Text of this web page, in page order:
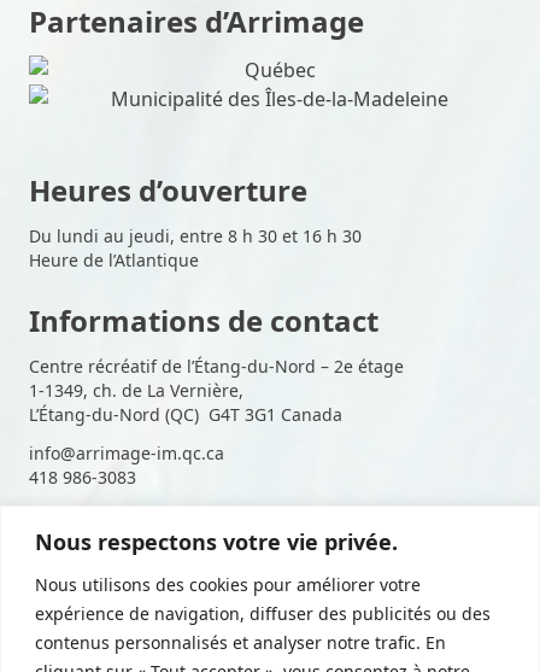
Nous respectons votre vie privée.
Nous utilisons des cookies pour améliorer votre
expérience de navigation, diffuser des publicités ou des
contenus personnalisés et analyser notre trafic. En
Partenaires d’Arrimage
Heures d’ouverture
Du lundi au jeudi, entre 8 h 30 et 16 h 30
Heure de l’Atlantique
Informations de contact
Centre récréatif de l’Étang-du-Nord – 2e étage
1-1349, ch. de La Vernière,
L’Étang-du-Nord (QC) G4T 3G1 Canada
info@arrimage-im.qc.ca
418 986-3083
Suivez-nous sur les médias
sociaux